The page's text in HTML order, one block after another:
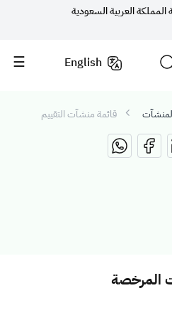
العربية السعودية
English
قائمة منشآت التقييم
المرخصة